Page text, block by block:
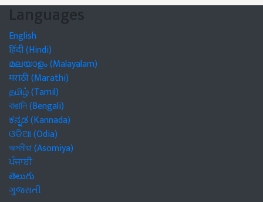
Languages
English
हिंदी (Hindi)
മലയാളം (Malayalam)
मराठी (Marathi)
தமிழ் (Tamil)
বাঙালি (Bengali)
ಕನ್ನಡ (Kannada)
ଓଡିଆ (Odia)
অসমীয়া (Asomiya)
ਪੰਜਾਬੀ
తెలుగు
ગુજરાતી